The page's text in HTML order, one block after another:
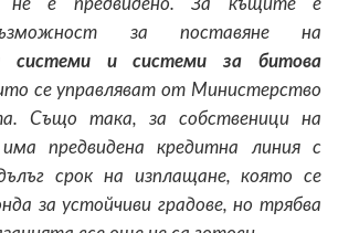
за поставяне на
системи и системи за битова
се управляват от Министерство
Също така, за собственици на
предвидена кредитна линия с
срок на изплащане, която се
за устойчиви градове, но трябва